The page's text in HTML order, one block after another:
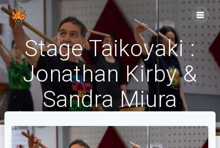
Skip
content
Stage Taikoyaki :
Jonathan Kirby &
Sandra Miura